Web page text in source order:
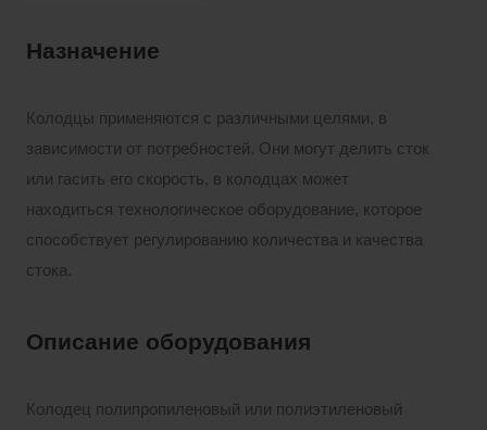
Назначение
Колодцы применяются с различными целями, в
зависимости от потребностей. Они могут делить сток
или гасить его скорость, в колодцах может
находиться технологическое оборудование, которое
способствует регулированию количества и качества
стока.
Описание оборудования
Колодец полипропиленовый или полиэтиленовый